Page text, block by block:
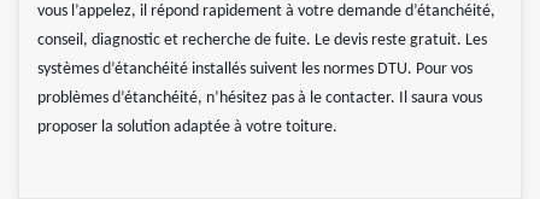
vous l’appelez, il répond rapidement à votre demande d’étanchéité,
conseil, diagnostic et recherche de fuite. Le devis reste gratuit. Les
systèmes d’étanchéité installés suivent les normes DTU. Pour vos
problèmes d’étanchéité, n’hésitez pas à le contacter. Il saura vous
proposer la solution adaptée à votre toiture.